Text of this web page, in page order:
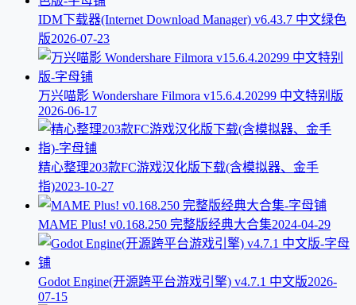
IDM下载器(Internet Download Manager) v6.43.7 中文绿色
版2026-07-23
万兴喵影 Wondershare Filmora v15.6.4.20299 中文特别版
2026-06-17
精心整理203款FC游戏汉化版下载(含模拟器、金手
指)2023-10-27
MAME Plus! v0.168.250 完整版经典大合集2024-04-29
Godot Engine(开源跨平台游戏引擎) v4.7.1 中文版2026-
07-15